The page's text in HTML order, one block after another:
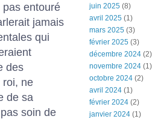
entouré
jamais
qui
des
roi, ne
de sa
soin de
juin 2025 (8)
avril 2025 (1)
mars 2025 (3)
février 2025 (3)
décembre 2024 (2)
novembre 2024 (1)
octobre 2024 (2)
avril 2024 (1)
février 2024 (2)
janvier 2024 (1)